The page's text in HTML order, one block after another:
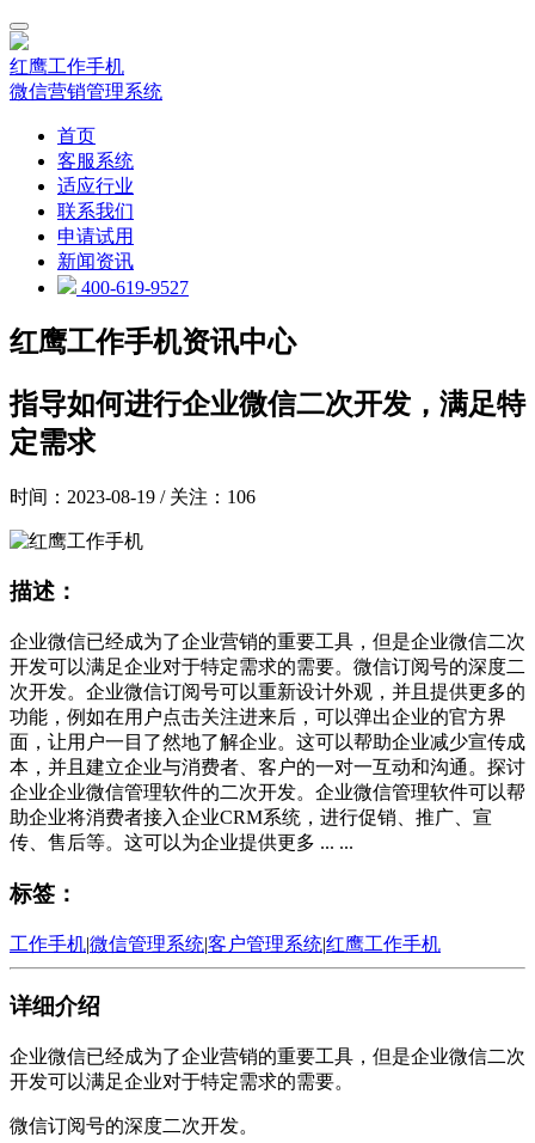
红鹰工作手机
微信营销管理系统
首页
客服系统
适应行业
联系我们
申请试用
新闻资讯
400-619-9527
红鹰工作手机资讯中心
指导如何进行企业微信二次开发，满足特
定需求
时间：2023-08-19 / 关注：106
描述：
企业微信已经成为了企业营销的重要工具，但是企业微信二次
开发可以满足企业对于特定需求的需要。微信订阅号的深度二
次开发。企业微信订阅号可以重新设计外观，并且提供更多的
功能，例如在用户点击关注进来后，可以弹出企业的官方界
面，让用户一目了然地了解企业。这可以帮助企业减少宣传成
本，并且建立企业与消费者、客户的一对一互动和沟通。探讨
企业企业微信管理软件的二次开发。企业微信管理软件可以帮
助企业将消费者接入企业CRM系统，进行促销、推广、宣
传、售后等。这可以为企业提供更多 ... ...
标签：
工作手机|微信管理系统|客户管理系统|红鹰工作手机
详细介绍
企业微信已经成为了企业营销的重要工具，但是企业微信二次
开发可以满足企业对于特定需求的需要。
微信订阅号的深度二次开发。